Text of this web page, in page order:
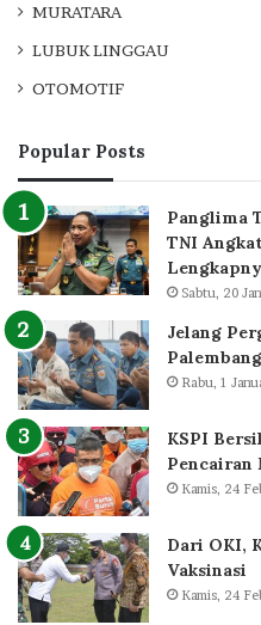
MURATARA
LUBUK LINGGAU
OTOMOTIF
Popular Posts
Panglima
TNI
Sabtu, 20
Jelang
Rabu, 1
KSPI
Pencairan
Kamis, 24
Dari OKI,
Vaksinasi
Kamis, 24